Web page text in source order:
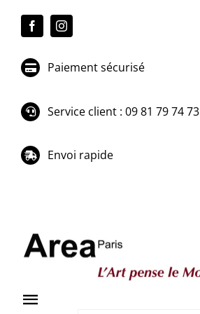
Paiement sécurisé
Service client : 09 81 79 74 73
Envoi rapide